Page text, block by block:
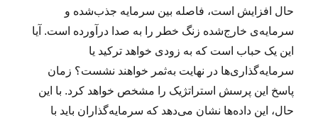
حال افزایش است، فاصله بین سرمایه جذب‌شده و
سرمایه‌ی خارج‌شده زنگ خطر را به صدا درآورده است. آیا
این یک حباب است که به زودی خواهد ترکید یا
سرمایه‌گذاری‌ها در نهایت به‌ثمر خواهند نشست؟ زمان
پاسخ این پرسش استراتژیک را مشخص خواهد کرد. با این
حال، این داده‌ها نشان می‌دهد که سرمایه‌گذاران باید با